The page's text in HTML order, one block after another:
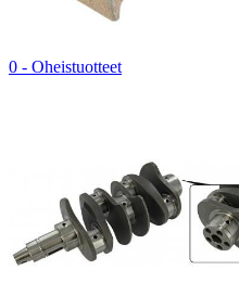
0 - Oheistuotteet